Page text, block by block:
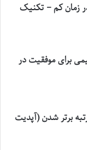
زمان کم – تکنیک
برای موفقیت در
رتبه برتر شدن (آپدیت